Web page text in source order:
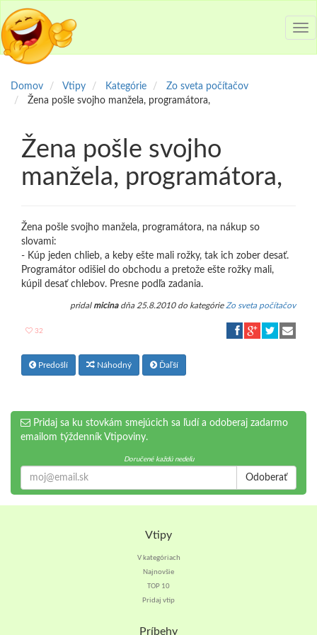
Domov Vtipy Kategórie
Zo sveta počítačov
Žena pošle svojho manžela, programátora,
Žena pošle svojho
manžela, programátora,
Žena pošle svojho manžela, programátora, na nákup so
slovami:
- Kúp jeden chlieb, a keby ešte mali rožky, tak ich zober desať.
Programátor odišiel do obchodu a pretože ešte rožky mali,
kúpil desať chlebov. Presne podľa zadania.
pridal micinadňa 25.8.2010 do kategórie Zo sveta počítačov
32
Predošlí Náhodný Ďaľší
Pridaj sa ku stovkám smejúcich sa ľudí a odoberaj zadarmo
emailom týždenník Vtipoviny.
Doručené každú nedeľu
Odoberať
Vtipy
V kategóriach
Najnovšie
TOP 10
Pridaj vtip
Príbehy